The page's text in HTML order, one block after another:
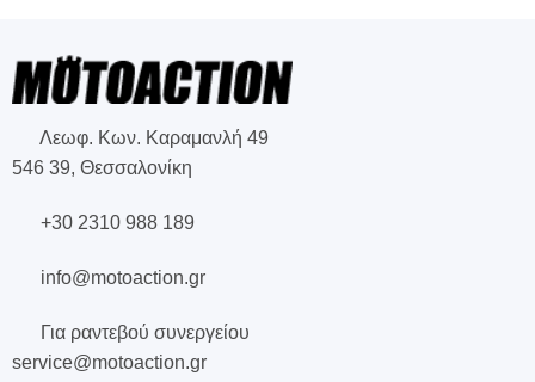
Λεωφ. Κων. Καραμανλή 49
546 39, Θεσσαλονίκη
+30 2310 988 189
info@motoaction.gr
Για ραντεβού συνεργείου
service@motoaction.gr